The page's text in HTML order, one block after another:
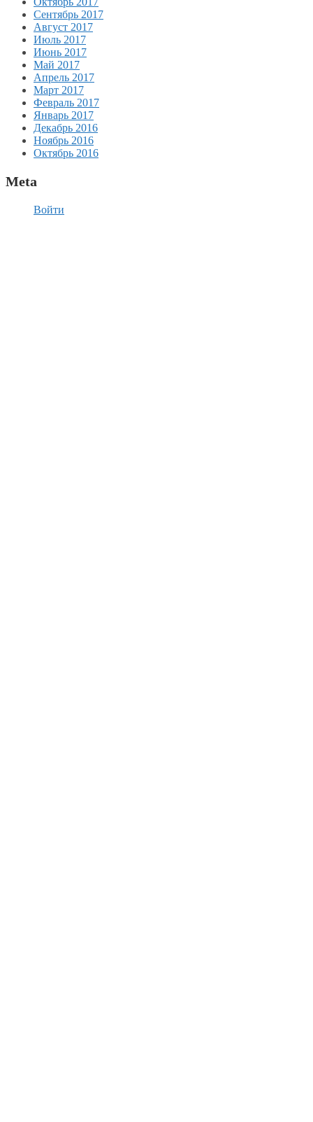
Сентябрь 2017
Август 2017
Июль 2017
Июнь 2017
Май 2017
Апрель 2017
Март 2017
Февраль 2017
Январь 2017
Декабрь 2016
Ноябрь 2016
Октябрь 2016
Meta
Войти